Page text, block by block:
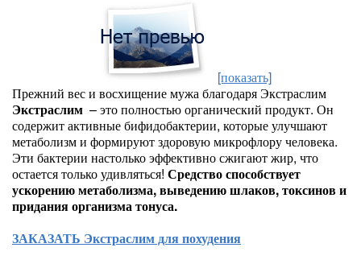
[показать]
Прежний вес и восхищение мужа благодаря Экстраслим
Экстраслим – это полностью органический продукт. Он
содержит активные бифидобактерии, которые улучшают
метаболизм и формируют здоровую микрофлору человека.
Эти бактерии настолько эффективно сжигают жир, что
остается только удивляться! Средство способствует
ускорению метаболизма, выведению шлаков, токсинов и
придания организма тонуса.
ЗАКАЗАТЬ Экстраслим для похудения